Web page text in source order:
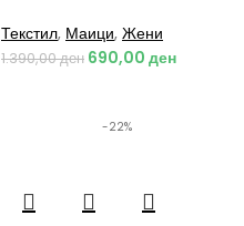
Текстил, Маици, Жени
1.390,00ден 690,00 ден
-22%